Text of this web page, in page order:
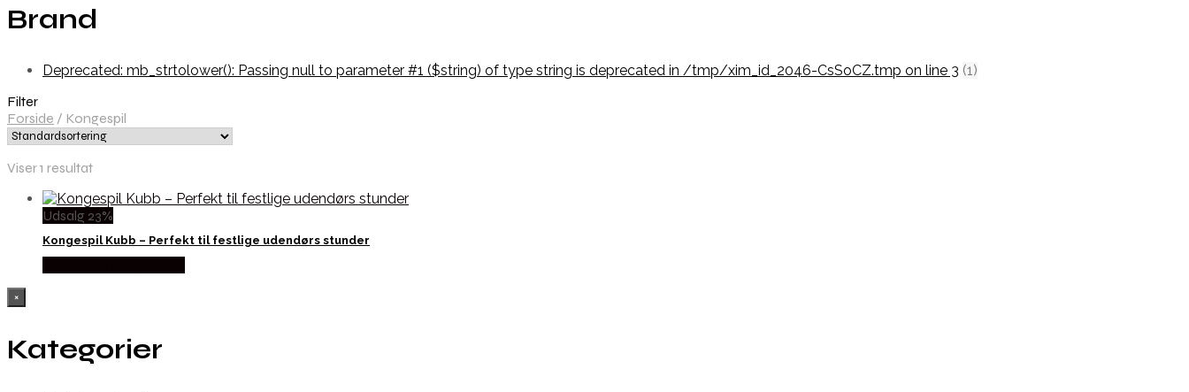
Brand
Deprecated: mb_strtolower(): Passing null to parameter #1 ($string) of type string is deprecated in /tmp/xim_id_2046-CsSoCZ.tmp on line 3 (1)
Filter
Forside / Kongespil
Viser 1 resultat
Udsalg 23%
Kongespil Kubb – Perfekt til festlige udendørs stunder
×
Kategorier